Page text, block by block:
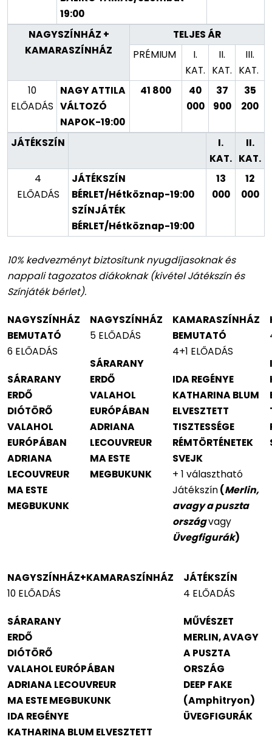
19:00
NAGYSZÍNHÁZ +
KAMARASZÍNHÁZ
TELJES ÁR
PRÉMIUM
I.
KAT.
II.
KAT.
III.
KAT.
10
ELŐADÁS
NAGY ATTILA
VÁLTOZÓ
NAPOK-19:00
41 800
40
000
37
900
35
200
JÁTÉKSZÍN
I.
KAT.
II.
KAT.
4
ELŐADÁS
JÁTÉKSZÍN
BÉRLET/Hétköznap-19:00
SZÍNJÁTÉK
BÉRLET/Hétköznap-19:00
13
000
12
000
10% kedvezményt biztosítunk nyugdíjasoknak és
nappali tagozatos diákoknak (kivétel Játékszín és
Színjáték bérlet).
NAGYSZÍNHÁZ
BEMUTATÓ
6 ELŐADÁS
SÁRARANY
ERDŐ
DIÓTÖRŐ
VALAHOL
EURÓPÁBAN
ADRIANA
LECOUVREUR
MA ESTE
MEGBUKUNK
NAGYSZÍNHÁZ
5 ELŐADÁS
SÁRARANY
ERDŐ
VALAHOL
EURÓPÁBAN
ADRIANA
LECOUVREUR
MA ESTE
MEGBUKUNK
KAMARASZÍNHÁZ
BEMUTATÓ
4+1 ELŐADÁS
IDA REGÉNYE
KATHARINA BLUM
ELVESZTETT
TISZTESSÉGE
RÉMTÖRTÉNETEK
SVEJK
+ 1 választható
Játékszín(Merlin,
avagy a puszta
országvagy
Üvegfigurák)
NAGYSZÍNHÁZ+KAMARASZÍNHÁZ
10 ELŐADÁS
SÁRARANY
ERDŐ
DIÓTÖRŐ
VALAHOL EURÓPÁBAN
ADRIANA LECOUVREUR
MA ESTE MEGBUKUNK
IDA REGÉNYE
KATHARINA BLUM ELVESZTETT
JÁTÉKSZÍN
4 ELŐADÁS
MŰVÉSZET
MERLIN, AVAGY
A PUSZTA
ORSZÁG
DEEP FAKE
(Amphitryon)
ÜVEGFIGURÁK